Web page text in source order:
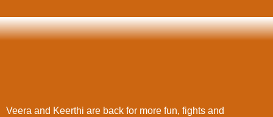
Veera and Keerthi are back for more fun, fights and